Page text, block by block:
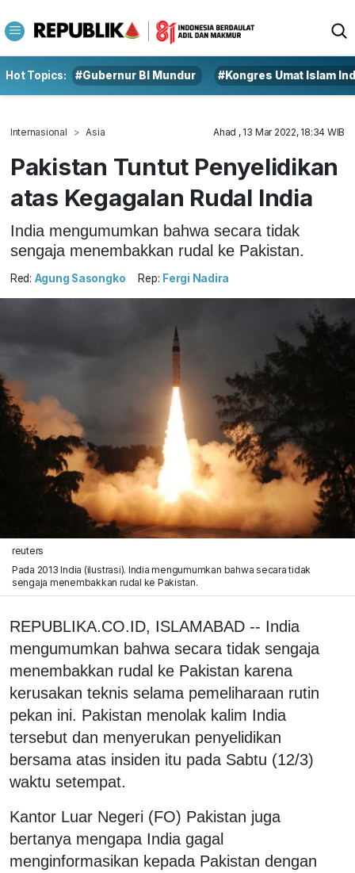
Hot Topics: #Gubernur BI Mundur #Kongres Umat Islam
Internasional Asia Ahad , 13 Mar 2022, 18:34 WIB
Pakistan Tuntut Penyelidikan
atas Kegagalan Rudal India
India mengumumkan bahwa secara tidak
sengaja menembakkan rudal ke Pakistan.
Red: Agung Sasongko Rep: Fergi Nadira
reuters
Pada 2013 India (ilustrasi). India mengumumkan bahwa secara tidak
sengaja menembakkan rudal ke Pakistan.
REPUBLIKA.CO.ID, ISLAMABAD -- India
mengumumkan bahwa secara tidak sengaja
menembakkan rudal ke Pakistan karena
kerusakan teknis selama pemeliharaan rutin
pekan ini. Pakistan menolak kalim India
tersebut dan menyerukan penyelidikan
bersama atas insiden itu pada Sabtu (12/3)
waktu setempat.
Kantor Luar Negeri (FO) Pakistan juga
bertanya mengapa India gagal
menginformasikan kepada Pakistan dengan